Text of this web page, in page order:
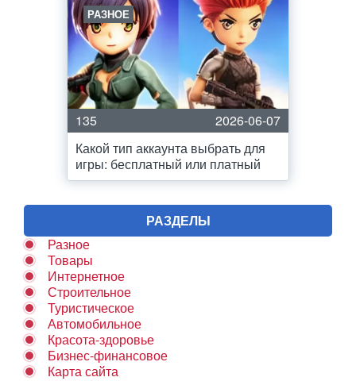
РАЗНОЕ
135
2026-06-07
Какой тип аккаунта выбрать для
игры: бесплатный или платный
РАЗДЕЛЫ
Разное
Товары
Интернетное
Строительное
Туристическое
Автомобильное
Красота-здоровье
Бизнес-финансовое
Карта сайта